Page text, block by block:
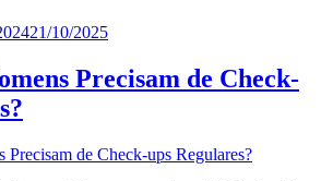
21/10/2025
Precisam de Check-